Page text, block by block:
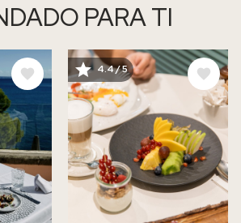
PARA TI
IMAGE
4.4 / 5